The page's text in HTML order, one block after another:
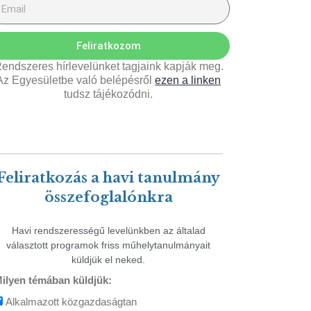
Feliratkozom
hírlevelünket tagjaink kapják meg.
Egyesületbe való belépésről ezen a linken
tudsz tájékozódni.
a havi tanulmány
összefoglalónkra
Havi rendszerességű levelünkben az általad
választott programok friss műhelytanulmányait
küldjük el neked.
témában küldjük:
Alkalmazott közgazdaságtan